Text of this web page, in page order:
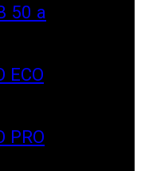
50 a
ECO
PRO